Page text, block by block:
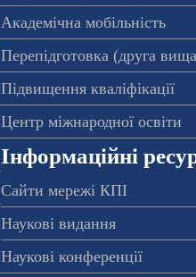
Академічна мобільність
Перепідготовка (друга
Підвищення кваліфікації
Центр міжнародної освіти
Інформаційні
Сайти мережі КПІ
Наукові видання
Наукові конференції